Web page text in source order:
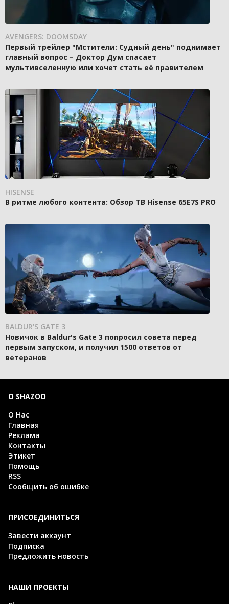
AVENGERS: DOOMSDAY
Первый трейлер "Мстители: Судный день" поднимает
главный вопрос – Доктор Дум спасает
мультивселенную или хочет стать её правителем
HISENSE
В ритме любого контента: Обзор ТВ Hisense 65E7S PRO
BALDUR'S GATE 3
Новичок в Baldur's Gate 3 попросил совета перед
первым запуском, и получил 1500 ответов от
ветеранов
О SHAZOO
О Нас
Главная
Реклама
Контакты
Этикет
Помощь
RSS
Сообщить об ошибке
ПРИСОЕДИНИТЬСЯ
Завести аккаунт
Подписка
Предложить новость
НАШИ ПРОЕКТЫ